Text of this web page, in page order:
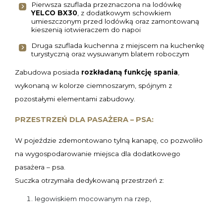
Pierwsza szuflada przeznaczona na lodówkę
YELCO BX30 , z dodatkowym schowkiem
umieszczonym przed lodówką oraz zamontowaną
kieszenią iotwieraczem do napoi
Druga szuflada kuchenna z miejscem na kuchenkę
turystyczną oraz wysuwanym blatem roboczym
Zabudowa posiada rozkładaną funkcję spania
wykonaną w kolorze ciemnoszarym, spójnym z
pozostałymi elementami zabudowy.
PRZESTRZEŃ DLA PASAŻERA – PSA:
W pojeździe zdemontowano tylną kanapę, co pozwoliło
na wygospodarowanie miejsca dla dodatkowego
pasażera – psa.
Suczka otrzymała dedykowaną przestrzeń z:
legowiskiem mocowanym na rzep,